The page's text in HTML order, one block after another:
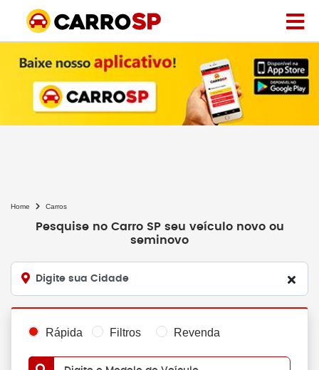
Home Carros
Pesquise no Carro SP seu veículo novo ou
seminovo
Digite sua Cidade
Rápida Filtros Revenda